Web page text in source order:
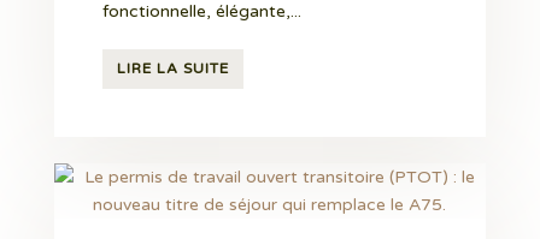
fonctionnelle, élégante,...
LIRE LA SUITE